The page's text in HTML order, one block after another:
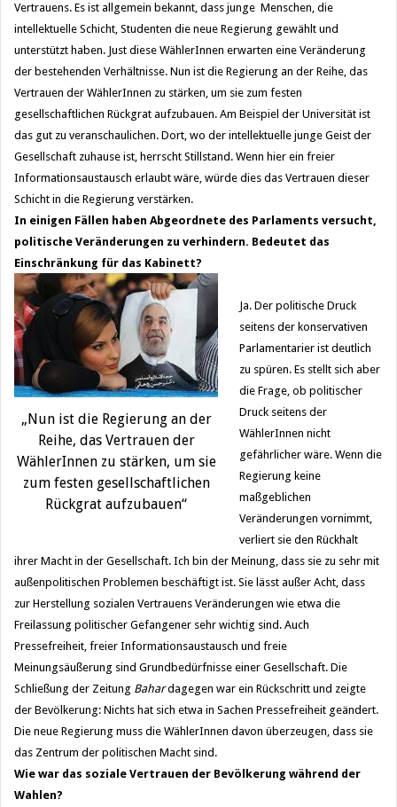
Vertrauens. Es ist allgemein bekannt, dass junge Menschen, die
intellektuelle Schicht, Studenten die neue Regierung gewählt und
unterstützt haben. Just diese WählerInnen erwarten eine Veränderung
der bestehenden Verhältnisse. Nun ist die Regierung an der Reihe, das
Vertrauen der WählerInnen zu stärken, um sie zum festen
gesellschaftlichen Rückgrat aufzubauen. Am Beispiel der Universität ist
das gut zu veranschaulichen. Dort, wo der intellektuelle junge Geist der
Gesellschaft zuhause ist, herrscht Stillstand. Wenn hier ein freier
Informationsaustausch erlaubt wäre, würde dies das Vertrauen dieser
Schicht in die Regierung verstärken.
In einigen Fällen haben Abgeordnete des Parlaments versucht,
politische Veränderungen zu verhindern. Bedeutet das
Einschränkung für das Kabinett?
„Nun ist die Regierung an der
Reihe, das Vertrauen der
WählerInnen zu stärken, um sie
zum festen gesellschaftlichen
Rückgrat aufzubauen“
Ja. Der politische Druck
seitens der konservativen
Parlamentarier ist deutlich
zu spüren. Es stellt sich aber
die Frage, ob politischer
Druck seitens der
WählerInnen nicht
gefährlicher wäre. Wenn die
Regierung keine
maßgeblichen
Veränderungen vornimmt,
verliert sie den Rückhalt
ihrer Macht in der Gesellschaft. Ich bin der Meinung, dass sie zu sehr mit
außenpolitischen Problemen beschäftigt ist. Sie lässt außer Acht, dass
zur Herstellung sozialen Vertrauens Veränderungen wie etwa die
Freilassung politischer Gefangener sehr wichtig sind. Auch
Pressefreiheit, freier Informationsaustausch und freie
Meinungsäußerung sind Grundbedürfnisse einer Gesellschaft. Die
Schließung der Zeitung Bahardagegen war ein Rückschritt und zeigte
der Bevölkerung: Nichts hat sich etwa in Sachen Pressefreiheit geändert.
Die neue Regierung muss die WählerInnen davon überzeugen, dass sie
das Zentrum der politischen Macht sind.
Wie war das soziale Vertrauen der Bevölkerung während der
Wahlen?